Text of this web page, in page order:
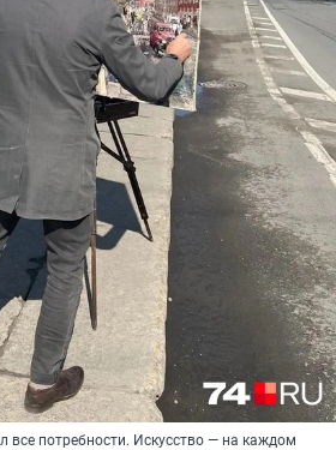
все потребности. Искусство — на каждом